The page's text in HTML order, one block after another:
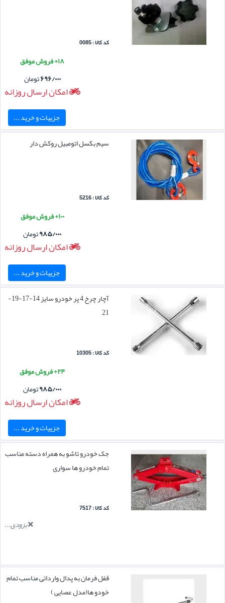
کد کالا : 0085
۱۸+ فروش موفق
۶۹۶/۰۰۰تومان
امکان ارسال روزانه
جزییات و خرید ...
سیم بکسل اتومبیل روکش دار
کد کالا : 5216
۱۰۰+ فروش موفق
۹۸۵/۰۰۰تومان
امکان ارسال روزانه
جزییات و خرید ...
آچار چرخ 4 پر خودرو سایز 14-17-19-
21
کد کالا : 10305
۲۴+ فروش موفق
۹۸۵/۰۰۰تومان
امکان ارسال روزانه
جزییات و خرید ...
جک خودرو تاشو به همراه دسته مناسب
تمام خودرو ها سواری
کد کالا : 7517
بزودی...
قفل فرمان به پدال وارداتی مناسب تمام
خودو ها(مدل عصایی )